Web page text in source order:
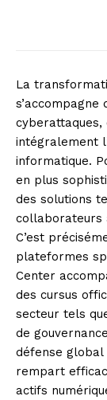
La
s’accompagne
intégralement
informatique.
en plus
des solutions
collaborateurs
C’est
plateformes
Center
des cursus
secteur tels
de
défense global
rempart
actifs